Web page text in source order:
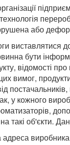
або
виставлятися
бути
відомості
вимог,
у кожного
такі об'єкти.
адреса